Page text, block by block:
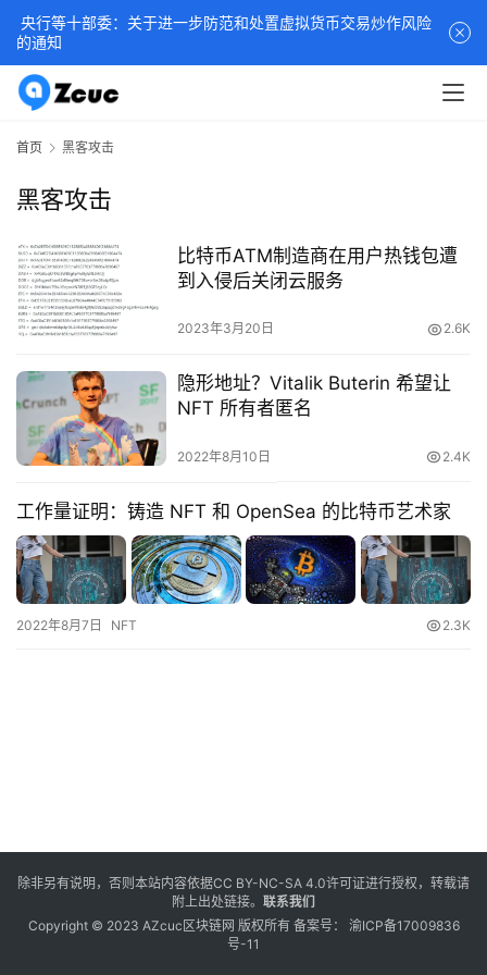
首页 黑客攻击
黑客攻击
比特币ATM制造商在用户热钱包遭
到入侵后关闭云服务
2023年3月20日 2.6K
隐形地址？Vitalik Buterin 希望让
NFT 所有者匿名
2022年8月10日 2.4K
工作量证明：铸造 NFT 和 OpenSea 的比特币艺术家
2022年8月7日 NFT 2.3K
除非另有说明，否则本站内容依据CC BY-NC-SA 4.0许可证进行授权，转载请
附上出处链接。 联系我们
Copyright © 2023 AZcuc区块链网 版权所有 备案号： 渝ICP备17009836
号-11
央行等十部委：关于进一步防范和处置虚拟货币交易炒作风险
的通知